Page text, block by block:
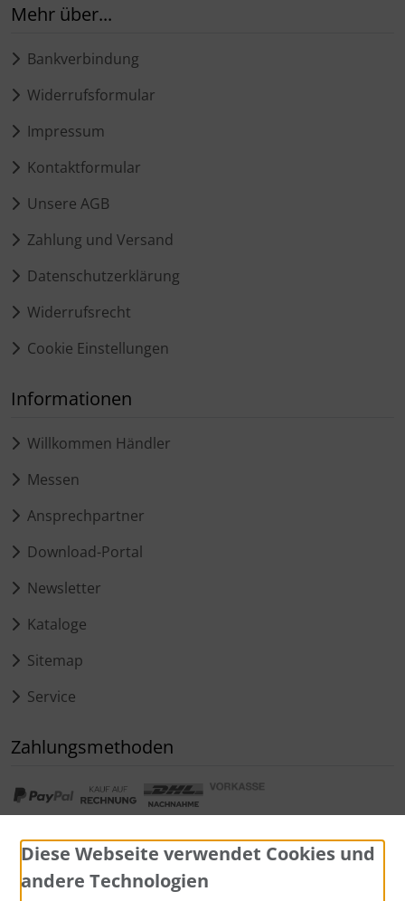
Mehr über...
Bankverbindung
Widerrufsformular
Impressum
Kontaktformular
Unsere AGB
Zahlung und Versand
Datenschutzerklärung
Widerrufsrecht
Cookie Einstellungen
Informationen
Willkommen Händler
Messen
Ansprechpartner
Download-Portal
Newsletter
Kataloge
Sitemap
Service
Zahlungsmethoden
Diese Webseite verwendet Cookies und
andere Technologien